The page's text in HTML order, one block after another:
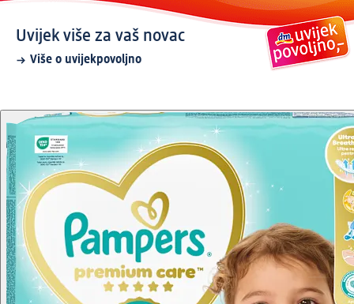
Uvijek više za vaš novac
Više o uvijekpovoljno